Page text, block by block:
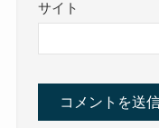
サイト